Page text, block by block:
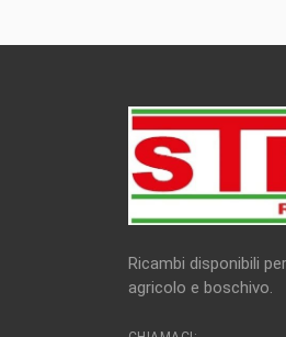
Ricambi disponibili
agricolo e boschivo.